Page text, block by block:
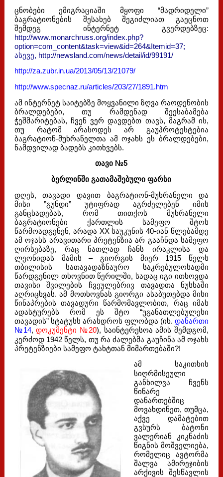
ცნობები ემიგრაციაში მყოფი “მადრიდელი”
ბაგრატიონების შესახებ შეგიძლიათ გაეცნოთ
შემდეგ ინტერნეტ გვერდებზეც:
http://www.monarchruss.org/index.php?
option=com_content&task=view&id=264&Itemid=37;
ასევე, http://newsland.com/news/detail/id/99191/
http://za.zubr.in.ua/2013/05/13/21079/
http://www.specnaz.ru/articles/203/27/1891.htm
ამ ინტერნეტ საიტებზე მოყვანილი ზღვა რაოდენობის
ბრალდებები, თუ რამდენად შეესაბამება
ჭეშმარიტებას, ჩვენ ვერ დავდებთ თავს, მაგრამ ის,
თუ რატომ არასოდეს არ გაუპროტესტებია
ბაგრატიონ-მუხრანელთა ამ ოჯახს ეს ბრალდებები,
ნამდვილად ბადებს კითხვებს.
თავი №5
ბერლინში გათამაშებული ფარსი
დღეს, თავადი დავით ბაგრატიონ-მუხრანელი და
მისი ”გუნდი” უტიფრად აგრძელებენ იმის
განცხადებას, რომ თითქოს მუხრანელი
ბაგრატიონები ქართლის სამეფო შტოს
წარმოადგენენ, არადა XX საუკუნის 40-იან წლებამდე
ამ ოჯახს არავითარი პრეტენზია არ გააჩნდა სამეფო
ღირსებაზე, რაც ნათლად ჩანს ირაკლისა და
ლეონიდას მამის – გიორგის მიერ 1915 წელს
თბილისის სათავადაზნაურო საკრებულოსადმი
წარდგენილ თხოვნით წერილში, სადაც იგი ითხოვდა
თავისი შვილების ჩვეულებრივ თავადთა ნუსხაში
აღრიცხვას. ამ მოთხოვნას გიორგი ასაბუთებდა მისი
წინაპრების თავადური წარმომავლობით, რაც იმას
ადასტურებს რომ ეს შტო “უგანათლებულესი
თავადის” სტატუსს არასდროს ფლობდა (იხ.დანართი
№14,დოკუმენტი №20), საინტერესოა ამის შემდგომ,
კერძოდ 1942 წელს, თუ რა ძალებმა გაუჩინა ამ ოჯახს
პრეტენზიები სამეფო ტახტთან მიმართებაში?!
ამ საკითხის
სიღრმისეული
განხილვა ჩვენს
წინარე
დანართებშიც
მოვახდინეთ, თუმცა,
აქვე დამატებით
გვსურს ბატონი
ვალერიან კიკნაძის
წიგნის მოშველიება,
რომელიც ავტორმა
შალვა ამირეჯიბის
არქივის შესწავლის